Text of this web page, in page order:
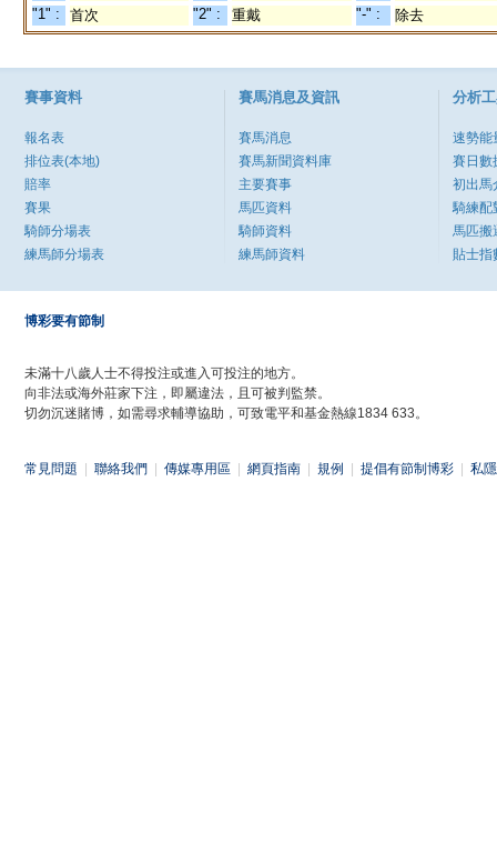
"1" :
首次 "2" : 重戴 "-" : 除去
賽事資料
報名表
排位表(本地)
賠率
賽果
騎師分場表
練馬師分場表
賽馬消息及資訊
賽馬消息
賽馬新聞資料庫
主要賽事
馬匹資料
騎師資料
練馬師資料
分析
速勢能
賽日數
初出馬
騎練配
馬匹搬
貼士指
博彩要有節制
未滿十八歲人士不得投注或進入可投注的地方。
向非法或海外莊家下注，即屬違法，且可被判監禁。
切勿沉迷賭博，如需尋求輔導協助，可致電平和基金熱線1834 633。
常見問題 聯絡我們 傳媒專用區 網頁指南 規例 提倡有節制博彩 私